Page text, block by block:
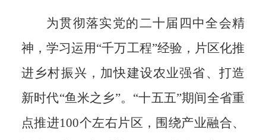
为贯彻落实党的二十届四中全会精
神，学习运用“千万工程”经验，片区化推
进乡村振兴，加快建设农业强省、打造
新时代“鱼米之乡”。“十五五”期间全省重
点推进100个左右片区，围绕产业融合、